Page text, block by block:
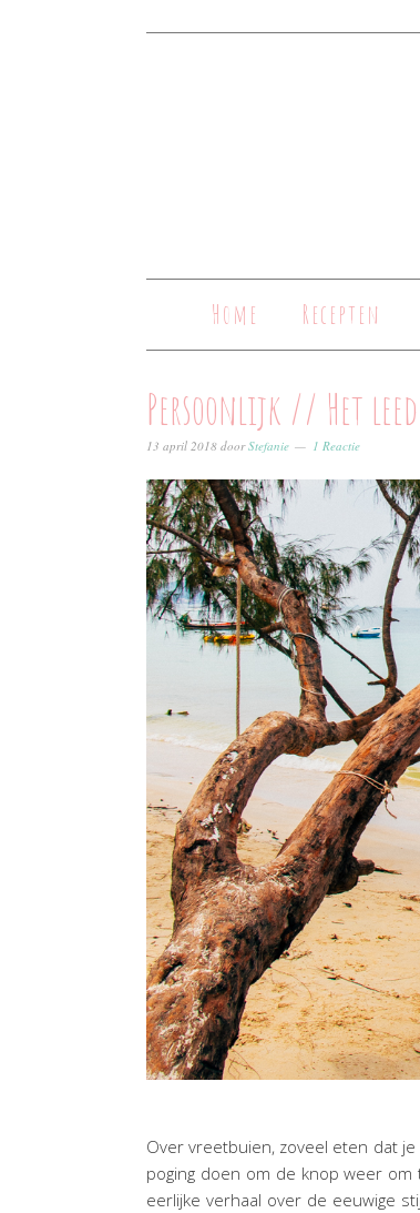
Home Recepten
Persoonlijk // Het
13 april 2018 doorStefanie 1 Reactie
Over vreetbuien, zoveel eten dat
poging doen om de knop weer om
eerlijke verhaal over de eeuwige